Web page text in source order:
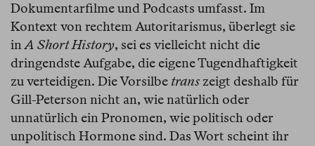
Dokumentarfilme und Podcasts umfasst. Im
Kontext von rechtem Autoritarismus, überlegt sie
inA Short History, sei es vielleicht nicht die
dringendste Aufgabe, die eigene Tugendhaftigkeit
zu verteidigen. Die Vorsilbe trans zeigt deshalb für
Gill-Peterson nicht an, wie natürlich oder
unnatürlich ein Pronomen, wie politisch oder
unpolitisch Hormone sind. Das Wort scheint ihr